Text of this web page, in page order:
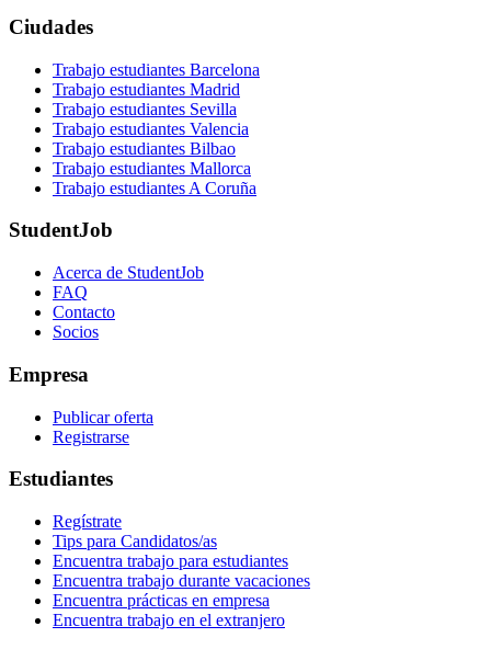
Ciudades
Trabajo estudiantes Barcelona
Trabajo estudiantes Madrid
Trabajo estudiantes Sevilla
Trabajo estudiantes Valencia
Trabajo estudiantes Bilbao
Trabajo estudiantes Mallorca
Trabajo estudiantes A Coruña
StudentJob
Acerca de StudentJob
FAQ
Contacto
Socios
Empresa
Publicar oferta
Registrarse
Estudiantes
Regístrate
Tips para Candidatos/as
Encuentra trabajo para estudiantes
Encuentra trabajo durante vacaciones
Encuentra prácticas en empresa
Encuentra trabajo en el extranjero